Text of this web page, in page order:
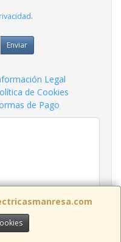
.
Enviar
Legal
de Cookies
de Pago